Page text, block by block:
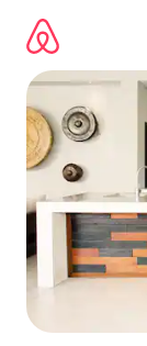
contenido